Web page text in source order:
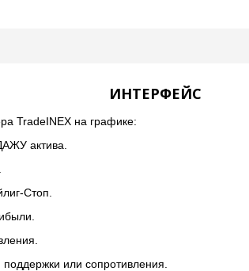
ИНТЕРФЕЙС
TradeINEX на графике:
актива.
Стоп.
или сопротивления.